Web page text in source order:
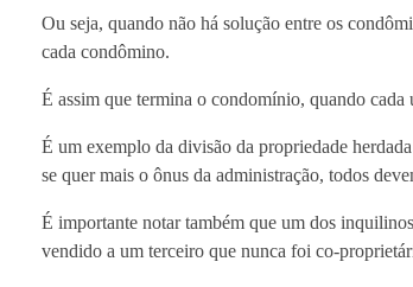
Ou seja, quando não há solução entre os
cada condômino.
É assim que termina o condomínio, quando
É um exemplo da divisão da propriedade
se quer mais o ônus da administração, todos
É importante notar também que um dos
vendido a um terceiro que nunca foi co-